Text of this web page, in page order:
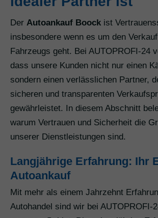
Der Autoankauf Boock ist
insbesondere wenn es um den
Fahrzeugs geht. Bei AUTOPROFI-24
dass unsere Kunden nicht nur einen
sondern einen verlässlichen Partner,
sicheren und transparenten
gewährleistet. In diesem Abschnitt
warum Vertrauen und Sicherheit die
unserer Dienstleistungen sind.
Langjährige Erfahrung: Ihr
Autoankauf
Mit mehr als einem Jahrzehnt
Autohandel sind wir bei AUTOPROFI-